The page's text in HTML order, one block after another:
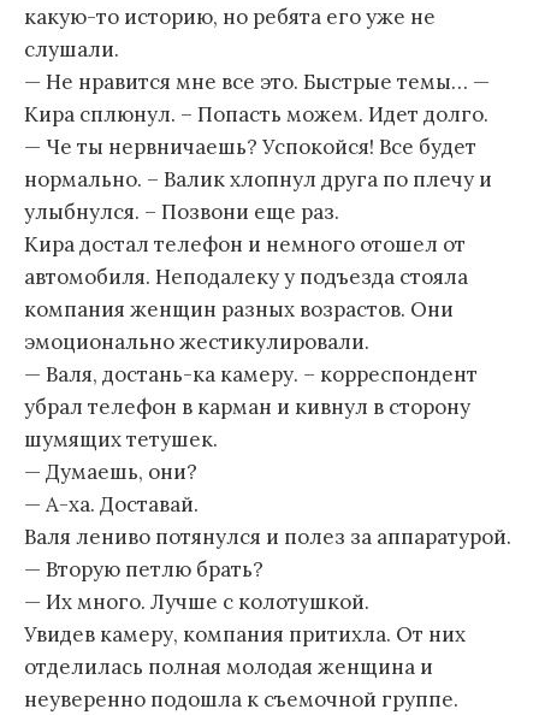
какую-то историю, но ребята его уже не
слушали.
— Не нравится мне все это. Быстрые темы… —
Кира сплюнул. – Попасть можем. Идет долго.
— Че ты нервничаешь? Успокойся! Все будет
нормально. – Валик хлопнул друга по плечу и
улыбнулся. – Позвони еще раз.
Кира достал телефон и немного отошел от
автомобиля. Неподалеку у подъезда стояла
компания женщин разных возрастов. Они
эмоционально жестикулировали.
— Валя, достань-ка камеру. – корреспондент
убрал телефон в карман и кивнул в сторону
шумящих тетушек.
— Думаешь, они?
— А-ха. Доставай.
Валя лениво потянулся и полез за аппаратурой.
— Вторую петлю брать?
— Их много. Лучше с колотушкой.
Увидев камеру, компания притихла. От них
отделилась полная молодая женщина и
неуверенно подошла к съемочной группе.